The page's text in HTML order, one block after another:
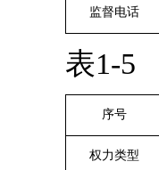
监督电话
表1-5
序号
权力类型